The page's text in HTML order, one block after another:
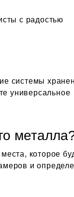
с радостью
системы
универсальное
которое
и